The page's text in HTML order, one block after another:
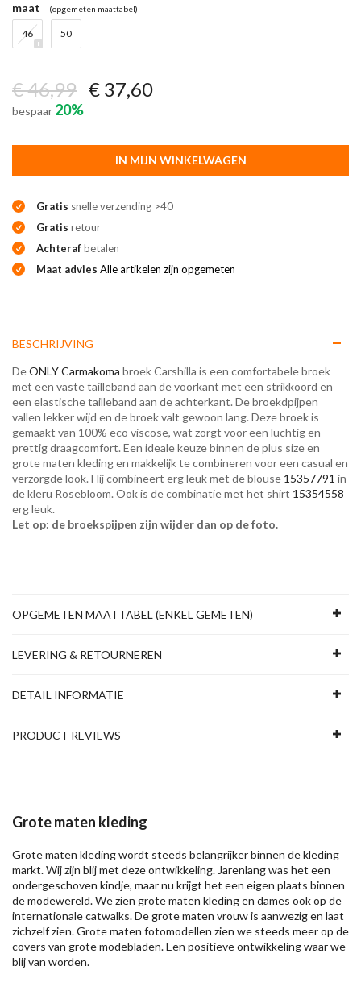
maat (opgemeten maattabel)
46 50
€ 46,99 € 37,60
bespaar 20%
IN MIJN WINKELWAGEN
Gratis snelle verzending >40
Gratis retour
Achterafbetalen
Maat advies Alle artikelen zijn opgemeten
BESCHRIJVING
DeONLY Carmakoma broek Carshilla is een comfortabele broek
met een vaste tailleband aan de voorkant met een strikkoord en
een elastische tailleband aan de achterkant. De broekdpijpen
vallen lekker wijd en de broek valt gewoon lang. Deze broek is
gemaakt van 100% eco viscose, wat zorgt voor een luchtig en
prettig draagcomfort. Een ideale keuze binnen de plus size en
grote maten kleding en makkelijk te combineren voor een casual en
verzorgde look. Hij combineert erg leuk met de blouse 15357791 in
de kleru Rosebloom. Ook is de combinatie met het shirt 15354558
erg leuk.
Let op: de broekspijpen zijn wijder dan op de foto.
OPGEMETEN MAATTABEL (ENKEL GEMETEN)
LEVERING & RETOURNEREN
DETAIL INFORMATIE
PRODUCT REVIEWS
Grote maten kleding
Grote maten kleding wordt steeds belangrijker binnen de kleding
markt. Wij zijn blij met deze ontwikkeling. Jarenlang was het een
ondergeschoven kindje, maar nu krijgt het een eigen plaats binnen
de modewereld. We zien grote maten kleding en dames ook op de
internationale catwalks. De grote maten vrouw is aanwezig en laat
zichzelf zien. Grote maten fotomodellen zien we steeds meer op de
covers van grote modebladen. Een positieve ontwikkeling waar we
blij van worden.